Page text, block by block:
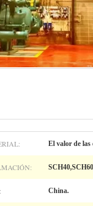
El valor de las
China.